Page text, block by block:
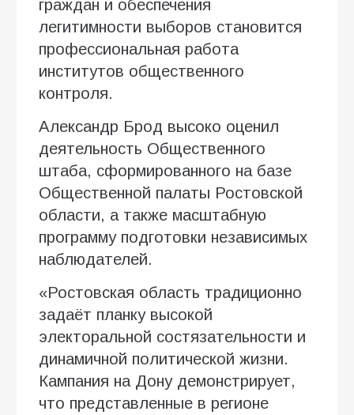
граждан и обеспечения
легитимности выборов становится
профессиональная работа
институтов общественного
контроля.
Александр Брод высоко оценил
деятельность Общественного
штаба, сформированного на базе
Общественной палаты Ростовской
области, а также масштабную
программу подготовки независимых
наблюдателей.
«Ростовская область традиционно
задаёт планку высокой
электоральной состязательности и
динамичной политической жизни.
Кампания на Дону демонстрирует,
что представленные в регионе